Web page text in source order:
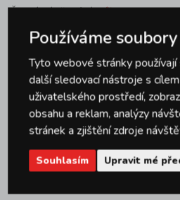
Široký výběr vůnísvíček ve skle
velký výběrdekorativních
a velikostí
Sklenici můžete po vyhoření
použít i jakodekorativní dózičku
Parametry produktu
Značka
Používáme
Tyto webové stránky
další sledovací nástroje s
uživatelského prostředí,
obsahu a reklam, analýzy
stránek a zjištění zdroje
Souhlasím Upravit mé